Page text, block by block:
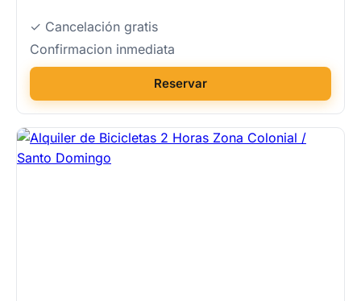
✓ Cancelación gratis
Confirmacion inmediata
Reservar